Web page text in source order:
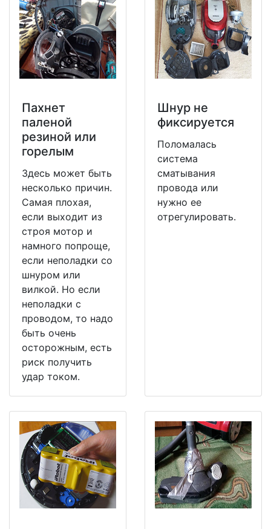
Пахнет
паленой
резиной или
горелым
Здесь может быть
несколько причин.
Самая плохая,
если выходит из
строя мотор и
намного попроще,
если неполадки со
шнуром или
вилкой. Но если
неполадки с
проводом, то надо
быть очень
осторожным, есть
риск получить
удар током.
Шнур не
фиксируется
Поломалась
система
сматывания
провода или
нужно ее
отрегулировать.